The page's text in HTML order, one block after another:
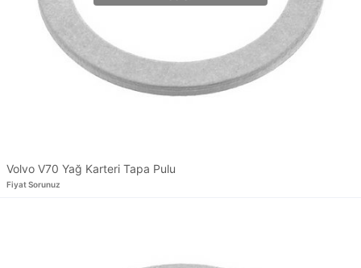
Volvo V70 Yağ Karteri Tapa Pulu
Fiyat Sorunuz